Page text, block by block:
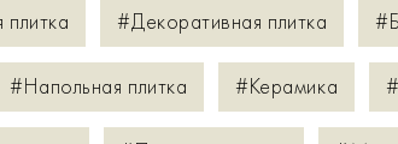
#Декоративная плитка
#Напольная плитка #Керамика